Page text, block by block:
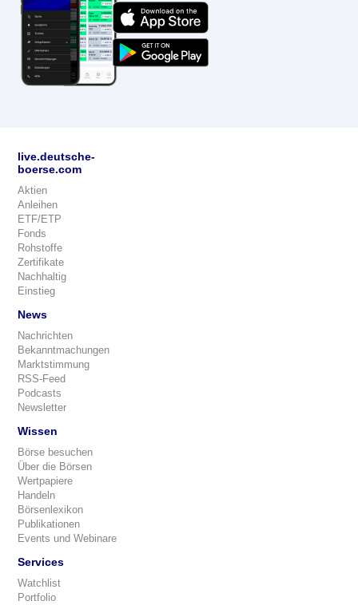
live.deutsche-
boerse.com
Aktien
Anleihen
ETF/ETP
Fonds
Rohstoffe
Zertifikate
Nachhaltig
Einstieg
News
Nachrichten
Bekanntmachungen
Marktstimmung
RSS-Feed
Podcasts
Newsletter
Wissen
Börse besuchen
Über die Börsen
Wertpapiere
Handeln
Börsenlexikon
Publikationen
Events und Webinare
Services
Watchlist
Portfolio